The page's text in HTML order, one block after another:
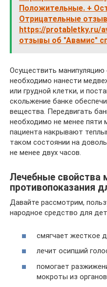
Положительные. +
Отрицательные
https://protabletky.ru/
отзывы об "Авамис"
Осуществить манипуляцию
необходимо нанести
или грудной клетки, и
скольжение банке
вещества. Передвигать
необходимо не менее пяти
пациента накрывают
таком состоянии на
не менее двух часов.
Лечебные свойства
противопоказания
Давайте рассмотрим,
народное средство для
смягчает жесткое
лечит осипший
помогает
мокроты из